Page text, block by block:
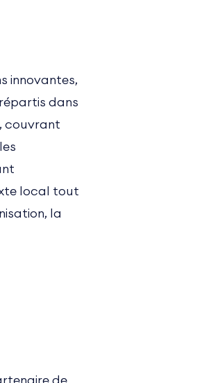
innovantes,
dans
couvrant
local tout
la
de